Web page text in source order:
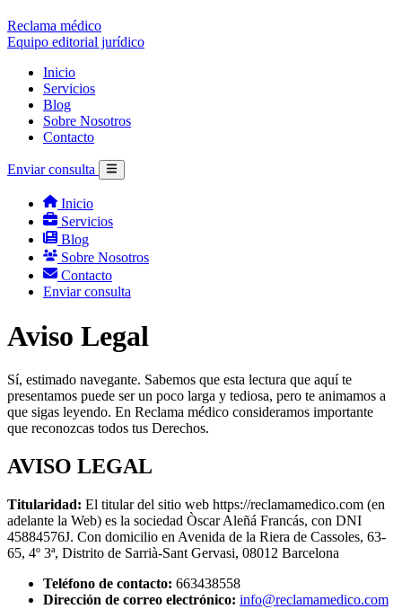
Reclama médico
Equipo editorial jurídico
Inicio
Servicios
Blog
Sobre Nosotros
Contacto
Enviar consulta
Inicio
Servicios
Blog
Sobre Nosotros
Contacto
Enviar consulta
Aviso Legal
Sí, estimado navegante. Sabemos que esta lectura que aquí te
presentamos puede ser un poco larga y tediosa, pero te animamos a
que sigas leyendo. En Reclama médico consideramos importante
que reconozcas todos tus Derechos.
AVISO LEGAL
Titularidad: El titular del sitio web https://reclamamedico.com (en
adelante la Web) es la sociedad Òscar Aleñá Francás, con DNI
45884576J. Con domicilio en Avenida de la Riera de Cassoles, 63-
65, 4º 3ª, Distrito de Sarrià-Sant Gervasi, 08012 Barcelona
Teléfono de contacto: 663438558
Dirección de correo electrónico: info@reclamamedico.com